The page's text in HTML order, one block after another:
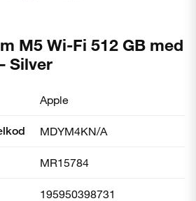
M5 Wi-Fi 512 GB med
Silver
Apple
MDYM4KN/A
MR15784
195950398731